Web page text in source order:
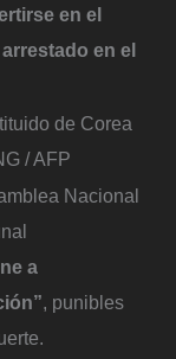
en el
en el
de Corea
/ AFP
Nacional
a
, punibles